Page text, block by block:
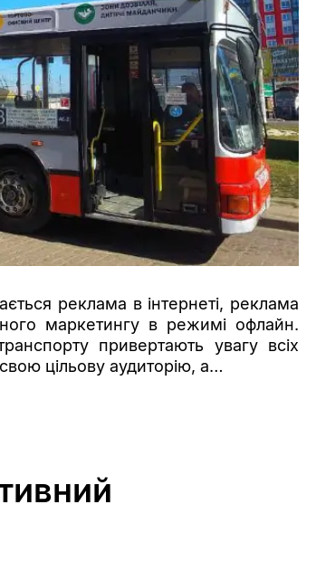
реклама в інтернеті, реклама
маркетингу в режимі офлайн.
привертають увагу всіх
цільову аудиторію, а…